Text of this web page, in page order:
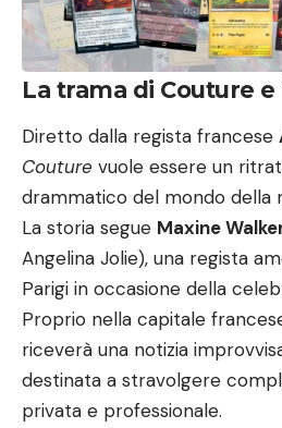
La trama di Couture
Diretto dalla regista francese
Couture vuole essere un
drammatico del mondo della
La storia segue Maxine
Angelina Jolie), una regista
Parigi in occasione della
Proprio nella capitale
riceverà una notizia
destinata a stravolgere
privata e professionale.